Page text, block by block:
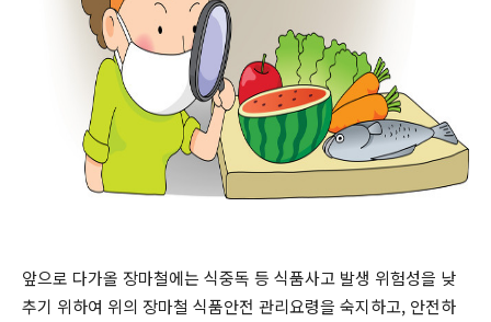
앞으로 다가올 장마철에는 식중독 등 식품사고 발생 위험성을 낮
추기 위하여 위의 장마철 식품안전 관리요령을 숙지하고, 안전하